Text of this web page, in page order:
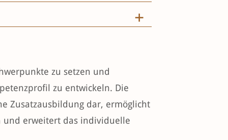
zu setzen und
zu entwickeln. Die
Zusatzausbildung dar, ermöglicht
und erweitert das individuelle